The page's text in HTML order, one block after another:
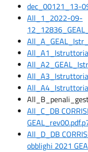
dec_00121_13-
All_1_2022-09-
All_C_DB
All_D_DB
obblighi 2021